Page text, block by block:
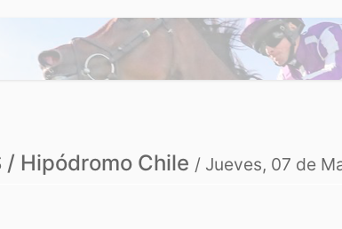
/ Hipódromo Chile / Jueves, 07 de